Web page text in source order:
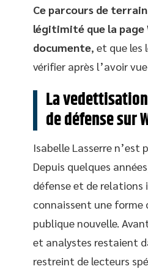
Ce parcours de
légitimité que la page
documente, et que les
vérifier après l’avoir
La
de défense sur
Isabelle Lasserre n’est
Depuis quelques
défense et de
connaissent une forme
publique nouvelle.
et analystes restaient
restreint de lecteurs